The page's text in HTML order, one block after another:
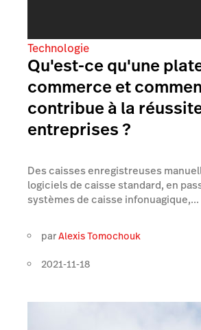
Technologie
Qu'est-ce qu'une
commerce et
contribue à la
entreprises ?
Des caisses enregistreuses
logiciels de caisse standard, en
systèmes de caisse infonuagique,...
parAlexis Tomochouk
2021-11-18